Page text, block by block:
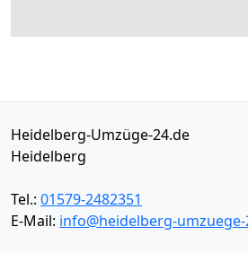
Heidelberg-Umzüge-24.de
Heidelberg
Tel.: 01579-2482351
E-Mail: info@heidelberg-